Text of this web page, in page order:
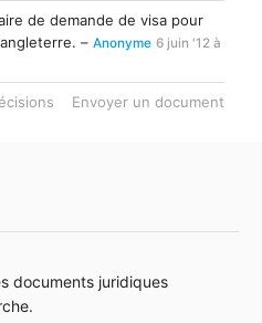
de demande de visa pour
– Anonyme 6 juin '12 à
Envoyer un document
documents juridiques